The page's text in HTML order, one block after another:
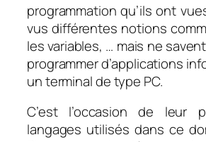
programmation qu’ils ont
vus différentes notions
les variables, … mais ne
programmer d’applications
un terminal de type PC.
C’est l’occasion de leur
langages utilisés dans ce